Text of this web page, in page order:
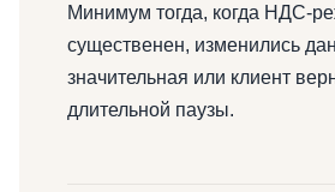
Минимум тогда, когда НДС-
существенен, изменились
значительная или клиент
длительной паузы.